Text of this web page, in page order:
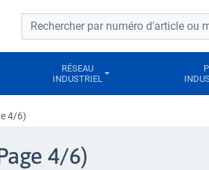
Barre de recherche
Barre de recherche
RÉSEAU
INDUSTRIEL
4/6)
4/6)